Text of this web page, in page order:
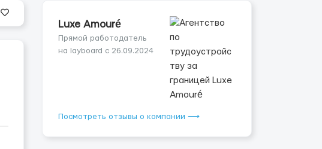
Luxe Amouré
Прямой работодатель
на layboard с 26.09.2024
Посмотреть отзывы о компании ⟶